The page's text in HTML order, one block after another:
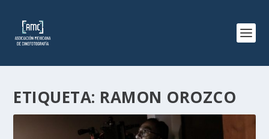
ETIQUETA: RAMON OROZCO